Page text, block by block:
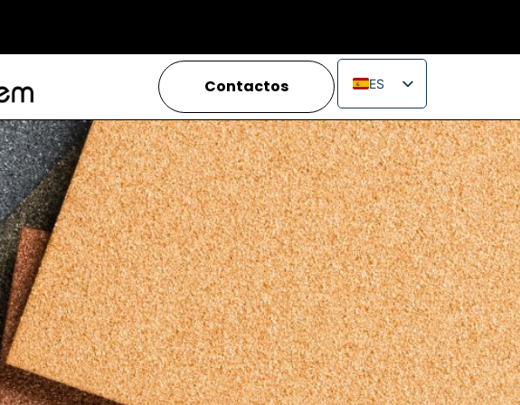
Contactos
ES
EN
IT
FR
PT
RU
PL
JA
ZH_CN
VI
TH